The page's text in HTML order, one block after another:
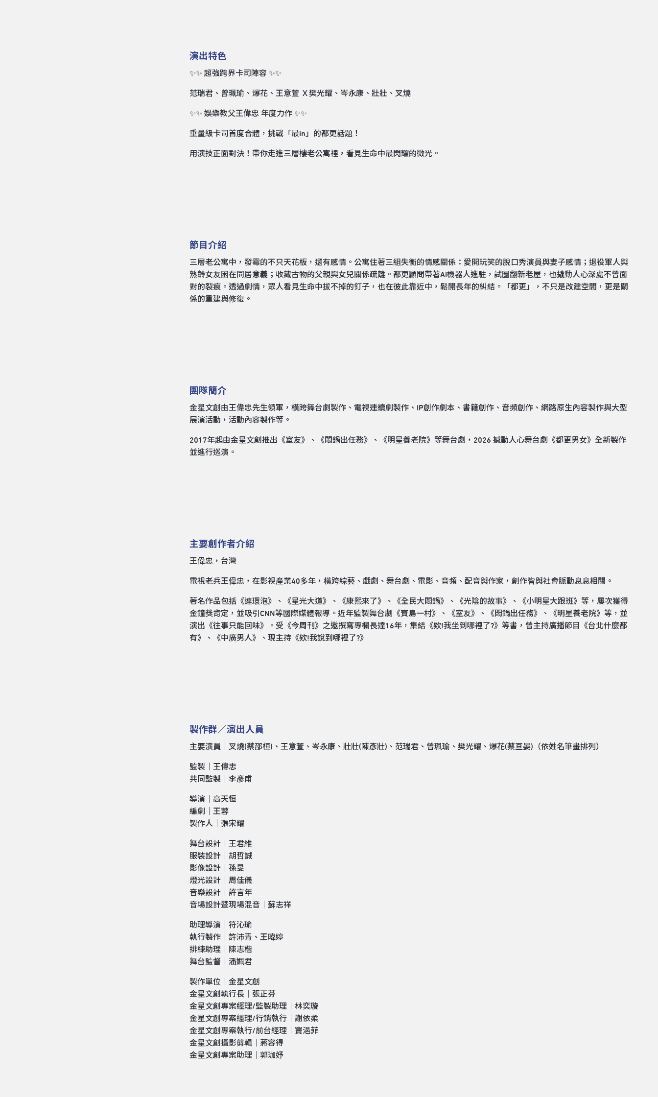
演出特色
✨✨ 超強跨界卡司陣容 ✨✨
范瑞君、曾珮瑜、爆花、王意萱 Ｘ樊光耀、岑永康、壯壯、叉燒
✨✨ 娛樂教父王偉忠 年度力作 ✨✨
重量級卡司首度合體，挑戰「最in」的都更話題！
用演技正面對決！帶你走進三層樓老公寓裡，看見生命中最閃耀的微光。
節目介紹
三層老公寓中，發霉的不只天花板，還有感情。公寓住著三組失衡的情感關係：愛開玩笑的脫口秀演員與妻子感情；退役軍人與
熟齡女友困在同居意義；收藏古物的父親與女兒關係疏離。都更顧問帶著AI機器人進駐，試圖翻新老屋，也撬動人心深處不曾面
對的裂痕。透過劇情，眾人看見生命中拔不掉的釘子，也在彼此靠近中，鬆開長年的糾結。「都更」，不只是改建空間，更是關
係的重建與修復。
團隊簡介
金星文創由王偉忠先生領軍，橫跨舞台劇製作、電視連續劇製作、IP創作劇本、書籍創作、音頻創作、網路原生內容製作與大型
展演活動，活動內容製作等。
2017年起由金星文創推出《室友》、《悶鍋出任務》、《明星養老院》等舞台劇，2026 撼動人心舞台劇《都更男女》全新製作
並進行巡演。
主要創作者介紹
王偉忠，台灣
電視老兵王偉忠，在影視產業40多年，橫跨綜藝、戲劇、舞台劇、電影、音頻、配音與作家，創作皆與社會脈動息息相關。
著名作品包括《連環泡》、《星光大道》、《康熙來了》、《全民大悶鍋》、《光陰的故事》、《小明星大跟班》等，屢次獲得
金鐘獎肯定，並吸引CNN等國際媒體報導。近年監製舞台劇《寶島一村》、《室友》、《悶鍋出任務》、《明星養老院》等，並
演出《往事只能回味》。受《今周刊》之邀撰寫專欄長達16年，集結《欸!我坐到哪裡了?》等書，曾主持廣播節目《台北什麼都
有》、《中廣男人》、現主持《欸!我說到哪裡了?》
製作群／演出人員
主要演員｜叉燒(蔡邵桓)、王意萱、岑永康、壯壯(陳彥壯)、范瑞君、曾珮瑜、樊光耀、爆花(蔡亘晏)（依姓名筆畫排列）
監製｜王偉忠
共同監製｜李彥甫
導演｜高天恒
編劇｜王蓉
製作人｜張宋耀
舞台設計｜王君維
服裝設計｜胡哲誠
影像設計｜孫旻
燈光設計｜周佳儀
音樂設計｜許言年
音場設計暨現場混音｜蘇志祥
助理導演｜符沁瑜
執行製作｜許沛青、王暐婷
排練助理｜陳志楷
舞台監督｜潘姵君
製作單位｜金星文創
金星文創執行長｜張正芬
金星文創專案經理/監製助理｜林奕璇
金星文創專案經理/行銷執行｜謝依柔
金星文創專案執行/前台經理｜竇浥菲
金星文創攝影剪輯｜蔣容得
金星文創專案助理｜郭珈妤